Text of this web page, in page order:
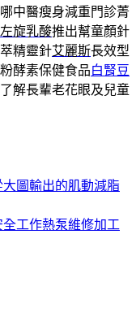
哪中醫瘦身減重門診菁
旋乳酸推出幫童顏針
精靈針艾麗斯長效型
酵素保健食品白腎豆
解長輩老花眼及兒童
圖輸出的肌動減脂
工作熱泵維修加工